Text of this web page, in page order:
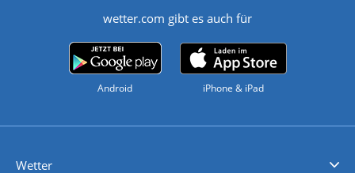
wetter.com gibt es auch für
Android iPhone & iPad
Wetter